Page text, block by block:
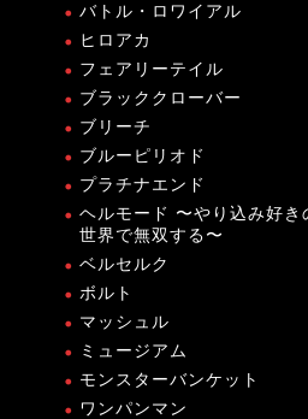
バトル・ロワイアル
ヒロアカ
フェアリーテイル
ブラッククローバー
ブリーチ
ブルーピリオド
プラチナエンド
ヘルモード 〜やり込み好
世界で無双する〜
ベルセルク
ボルト
マッシュル
ミュージアム
モンスターバンケット
ワンパンマン